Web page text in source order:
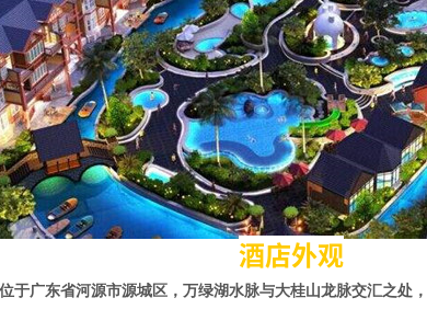
酒店外观
于广东省河源市源城区，万绿湖水脉与大桂山龙脉交汇之处